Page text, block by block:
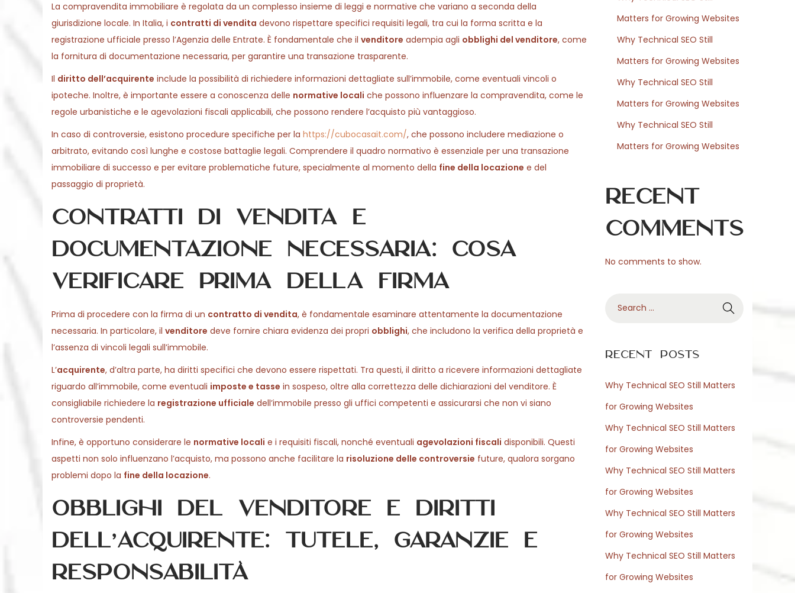
La compravendita immobiliare è regolata da un complesso insieme di leggi e normative che variano a seconda della
giurisdizione locale. In Italia, i contratti di vendita devono rispettare specifici requisiti legali, tra cui la forma scritta e la
registrazione ufficiale presso l’Agenzia delle Entrate. È fondamentale che il venditore adempia agli obblighi del venditore, come
la fornitura di documentazione necessaria, per garantire una transazione trasparente.
Il diritto dell’acquirente include la possibilità di richiedere informazioni dettagliate sull’immobile, come eventuali vincoli o
ipoteche. Inoltre, è importante essere a conoscenza delle normative locali che possono influenzare la compravendita, come le
regole urbanistiche e le agevolazioni fiscali applicabili, che possono rendere l’acquisto più vantaggioso.
In caso di controversie, esistono procedure specifiche per la https://cubocasait.com/, che possono includere mediazione o
arbitrato, evitando così lunghe e costose battaglie legali. Comprendere il quadro normativo è essenziale per una transazione
immobiliare di successo e per evitare problematiche future, specialmente al momento della fine della locazione e del
passaggio di proprietà.
Contratti di vendita e
documentazione necessaria: cosa
verificare prima della firma
Prima di procedere con la firma di un contratto di vendita, è fondamentale esaminare attentamente la documentazione
necessaria. In particolare, il venditore deve fornire chiara evidenza dei propri obblighi, che includono la verifica della proprietà e
l’assenza di vincoli legali sull’immobile.
L’acquirente, d’altra parte, ha diritti specifici che devono essere rispettati. Tra questi, il diritto a ricevere informazioni dettagliate
riguardo all’immobile, come eventuali imposte e tasse in sospeso, oltre alla correttezza delle dichiarazioni del venditore. È
consigliabile richiedere la registrazione ufficiale dell’immobile presso gli uffici competenti e assicurarsi che non vi siano
controversie pendenti.
Infine, è opportuno considerare le normative locali e i requisiti fiscali, nonché eventuali agevolazioni fiscali disponibili. Questi
aspetti non solo influenzano l’acquisto, ma possono anche facilitare la risoluzione delle controversie future, qualora sorgano
problemi dopo la fine della locazione.
Obblighi del venditore e diritti
dell’acquirente: tutele, garanzie e
responsabilità
Matters for Growing Websites
Why Technical SEO Still
Matters for Growing Websites
Why Technical SEO Still
Matters for Growing Websites
Why Technical SEO Still
Matters for Growing Websites
Recent
Comments
No comments to show.
r
h
f
r
:
Recent Posts
Why Technical SEO Still Matters
for Growing Websites
Why Technical SEO Still Matters
for Growing Websites
Why Technical SEO Still Matters
for Growing Websites
Why Technical SEO Still Matters
for Growing Websites
Why Technical SEO Still Matters
for Growing Websites